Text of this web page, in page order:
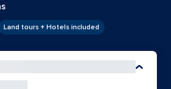
Land tours + Hotels included